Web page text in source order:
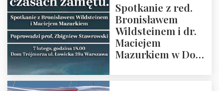
Spotkanie z red.
Bronisławem
Wildsteinem i dr.
Maciejem
Mazurkiem w Domu